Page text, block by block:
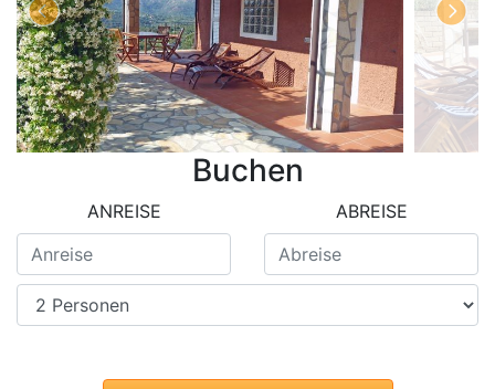
Buchen
ANREISE ABREISE